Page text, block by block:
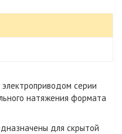
серии
натяжения формата
для скрытой